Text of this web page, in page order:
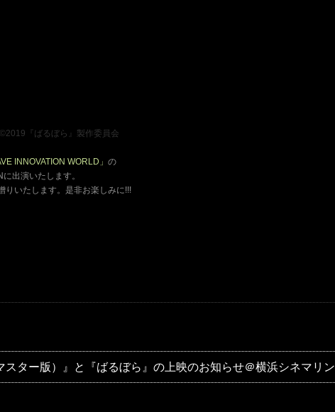
©2019『ばるぼら』製作委員会
INNOVATION WORLD」 の
出演いたします。
りいたします。是非お楽しみに!!!
スター版）』と『ばるぼら』の上映のお知らせ＠横浜シネマリン